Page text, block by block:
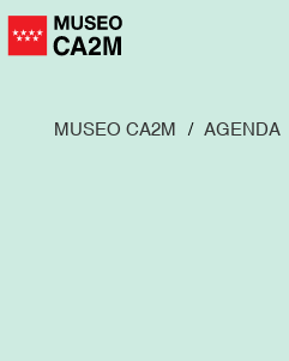
Pasar
MUSEO CA2M AGENDA